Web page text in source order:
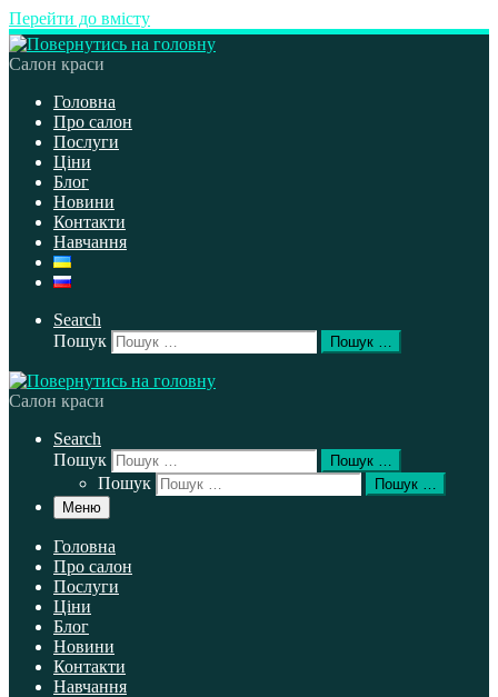
Перейти до вмісту
Салон краси
Головна
Про салон
Послуги
Ціни
Блог
Новини
Контакти
Навчання
Search
Пошук
Пошук …
Салон краси
Search
Пошук
Пошук …
Пошук
Пошук …
Меню
Головна
Про салон
Послуги
Ціни
Блог
Новини
Контакти
Навчання